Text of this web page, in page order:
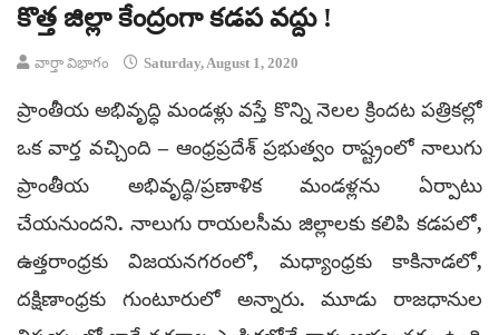
కొత్త జిల్లా కేంద్రంగా కడప వద్దు !
వార్తా విభాగం Saturday, August 1, 2020
ప్రాంతీయ అభివృద్ధి మండళ్లు వస్తే కొన్ని నెలల క్రిందట పత్రికల్లో
ఒక వార్త వచ్చింది – ఆంధ్రప్రదేశ్ ప్రభుత్వం రాష్ట్రంలో నాలుగు
ప్రాంతీయ అభివృద్ధి/ప్రణాళిక మండళ్లను ఏర్పాటు
చేయనుందని. నాలుగు రాయలసీమ జిల్లాలకు కలిపి కడపలో,
ఉత్తరాంధ్రకు విజయనగరంలో, మధ్యాంధ్రకు కాకినాడలో,
దక్షిణాంధ్రకు గుంటూరులో అన్నారు. మూడు రాజధానుల